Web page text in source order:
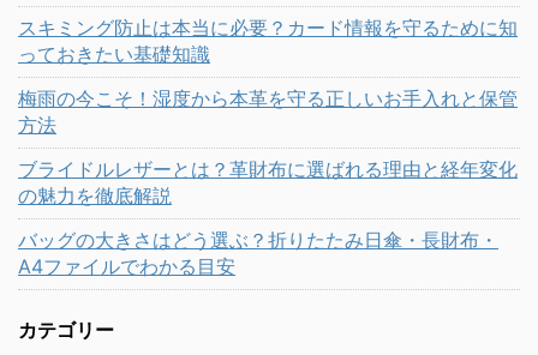
スキミング防止は本当に必要？カード情報を守るために知
っておきたい基礎知識
梅雨の今こそ！湿度から本革を守る正しいお手入れと保管
方法
ブライドルレザーとは？革財布に選ばれる理由と経年変化
の魅力を徹底解説
バッグの大きさはどう選ぶ？折りたたみ日傘・長財布・
A4ファイルでわかる目安
カテゴリー